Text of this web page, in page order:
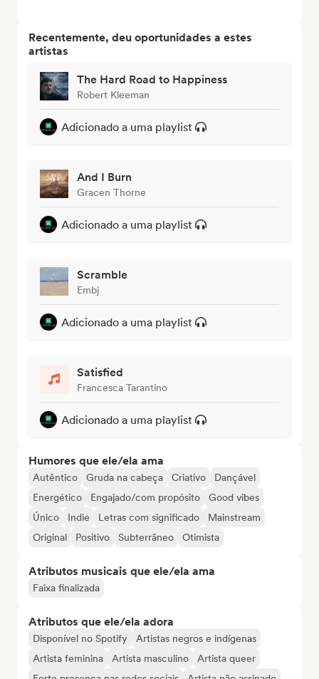
Recentemente, deu oportunidades a estes
artistas
The Hard Road to Happiness
Robert Kleeman
Adicionado a uma playlist
And I Burn
Gracen Thorne
Adicionado a uma playlist
Scramble
Embj
Adicionado a uma playlist
Satisfied
Francesca Tarantino
Adicionado a uma playlist
Humores que ele/ela ama
Autêntico Gruda na cabeça Criativo
Dançável
Energético
Engajado/com propósito
Good vibes
Único
Indie Letras com significado
Mainstream
Original
Positivo Subterrâneo Otimista
Atributos musicais que ele/ela ama
Faixa finalizada
Atributos que ele/ela adora
Disponível no Spotify
Artistas negros e indígenas
Artista feminina
Artista masculino
Artista queer